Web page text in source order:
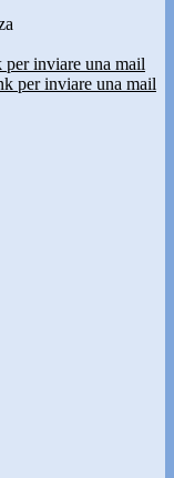
inviare una mail
per inviare una mail